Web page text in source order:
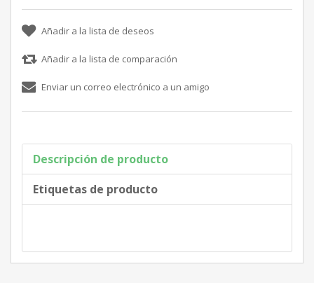
Descripción de producto
Etiquetas de producto